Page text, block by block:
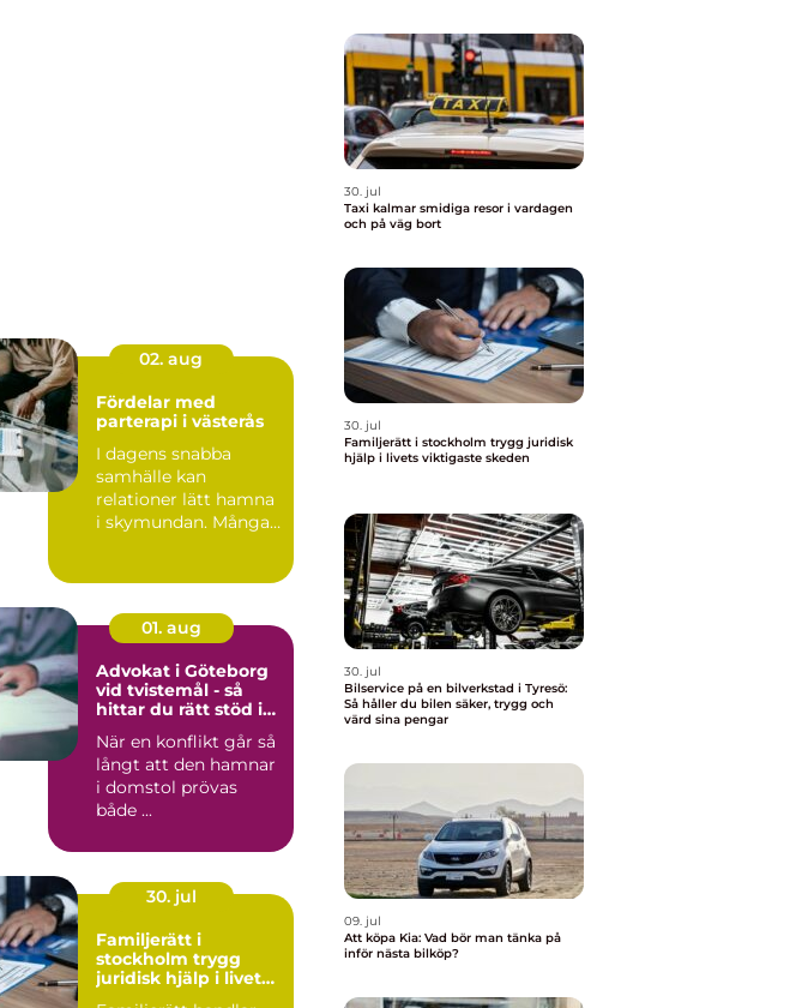
02. aug
Fördelar med
parterapi i västerås
I dagens snabba
samhälle kan
relationer lätt hamna
i skymundan. Många
01. aug
Advokat i Göteborg
vid tvistemål - så
hittar du rätt stöd i
När en konflikt går så
långt att den hamnar
i domstol prövas
både ...
30. jul
Familjerätt i
stockholm trygg
juridisk hjälp i livets
30. jul
Taxi kalmar smidiga resor i vardagen
och på väg bort
30. jul
Familjerätt i stockholm trygg juridisk
hjälp i livets viktigaste skeden
30. jul
Bilservice på en bilverkstad i Tyresö:
Så håller du bilen säker, trygg och
värd sina pengar
09. jul
Att köpa Kia: Vad bör man tänka på
inför nästa bilköp?